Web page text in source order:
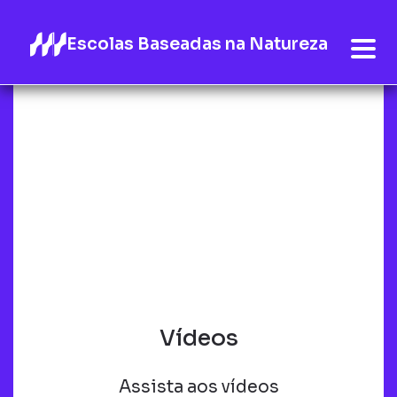
Escolas Baseadas na Natureza
Vídeos
Assista aos vídeos